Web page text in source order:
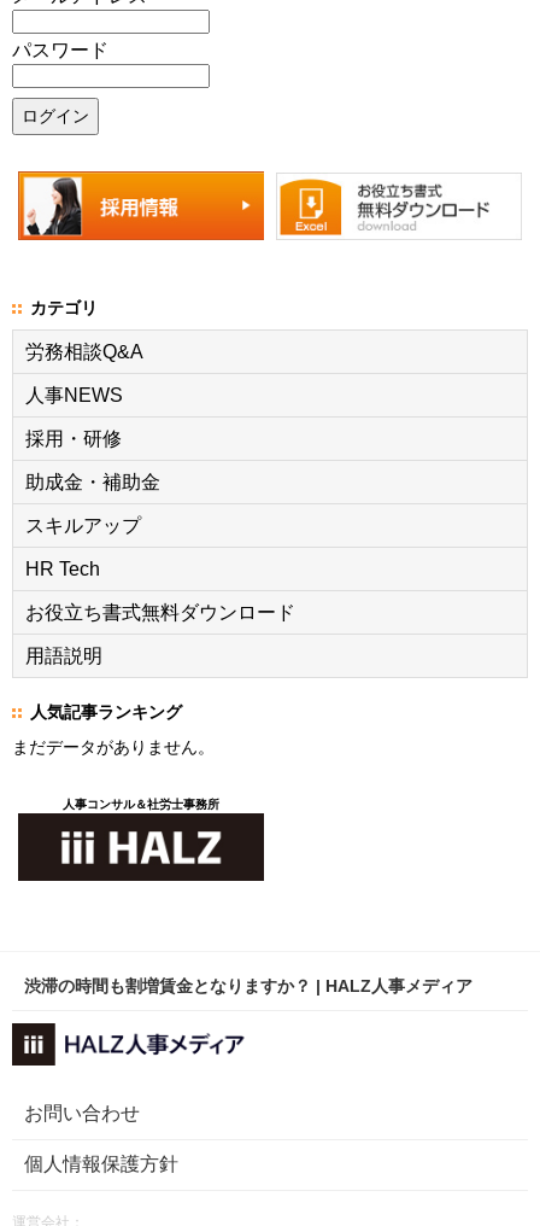
パスワード
カテゴリ
労務相談Q&A
人事NEWS
採用・研修
助成金・補助金
スキルアップ
HR Tech
お役立ち書式無料ダウンロード
用語説明
人気記事ランキング
まだデータがありません。
人事コンサル＆社労士事務所
渋滞の時間も割増賃金となりますか？ | HALZ人事メディア
お問い合わせ
個人情報保護方針